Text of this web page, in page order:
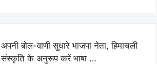
अपनी बोल-वाणी सुधारे भाजपा नेता, हिमाचली
संस्कृति के अनुरूप करें भाषा …